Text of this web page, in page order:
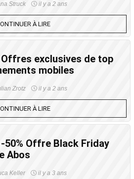
Struck il y a 2 ans
À LIRE
Offres exclusives de top
mobiles
Zrotz il y a 2 ans
À LIRE
-50% Offre Black Friday
Abos
Keller il y a 3 ans